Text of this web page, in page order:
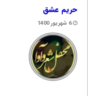
حریم عشق
6 شهریور 1400